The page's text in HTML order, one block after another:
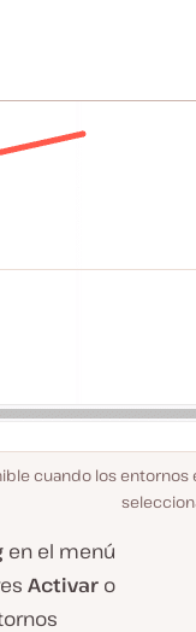
cuando los entornos
en el menú
Activar o